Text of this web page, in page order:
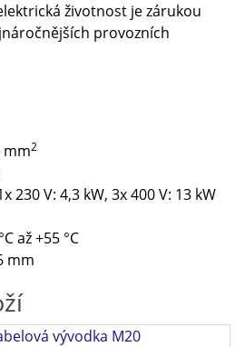
životnost je zárukou
provozních
mm2
230 V: 4,3 kW, 3x 400 V: 13 kW
až +55 °C
mm
vývodka M20